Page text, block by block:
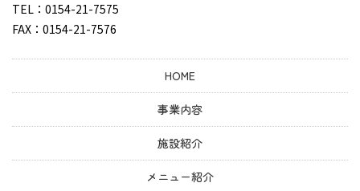
TEL：0154-21-7575
FAX：0154-21-7576
HOME
事業内容
施設紹介
メニュー紹介